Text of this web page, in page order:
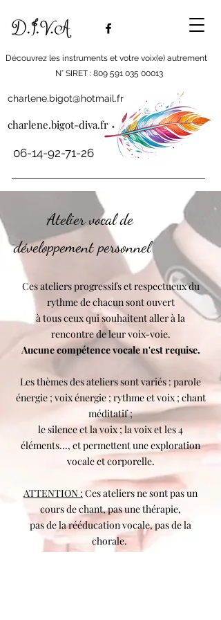
Découvrez les instruments et votre voix(e) autrement
N° SIRET : 809 591 035 00013
06-14-92-71-26
charlene.bigot@hotmail.fr
charlene.bigot-diva.fr
Atelier vocal de
développement personnel
Ces ateliers progressifs et respectueux du
rythme de chacun sont ouvert
à tous ceux qui souhaitent aller à la
rencontre de leur voix-voie.
Aucune compétence vocale n'est requise.
Les thèmes des ateliers sont variés : parole
énergie ; voix énergie ; rythme et voix ; chant
méditatif ;
le silence et la voix ; la voix et les 4
éléments..., et permettent une exploration
vocale et corporelle.
ATTENTION : Ces ateliers ne sontpas un
cours de chant, pas une thérapie,
pas de la rééducation vocale, pas de la
chorale.